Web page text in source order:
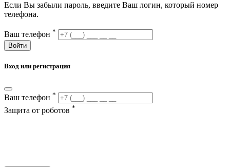
Если Вы забыли пароль, введите Ваш логин, который номер
телефона.
Ваш телефон *
Войти
Вход или регистрация
Ваш телефон *
Защита от роботов *